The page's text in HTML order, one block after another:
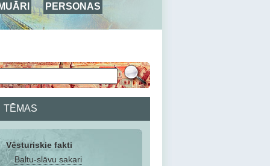
PERSONAS
TĒMAS
Vēsturiskie fakti
Baltu-slāvu sakari